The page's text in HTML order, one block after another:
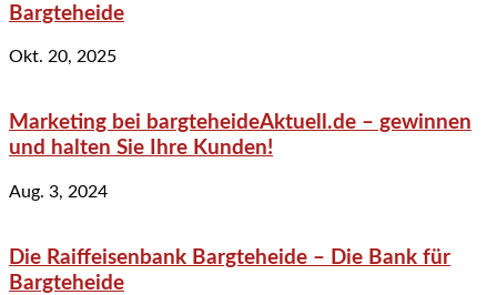
Bargteheide
Okt. 20, 2025
Marketing bei bargteheideAktuell.de – gewinnen
und halten Sie Ihre Kunden!
Aug. 3, 2024
Die Raiffeisenbank Bargteheide – Die Bank für
Bargteheide